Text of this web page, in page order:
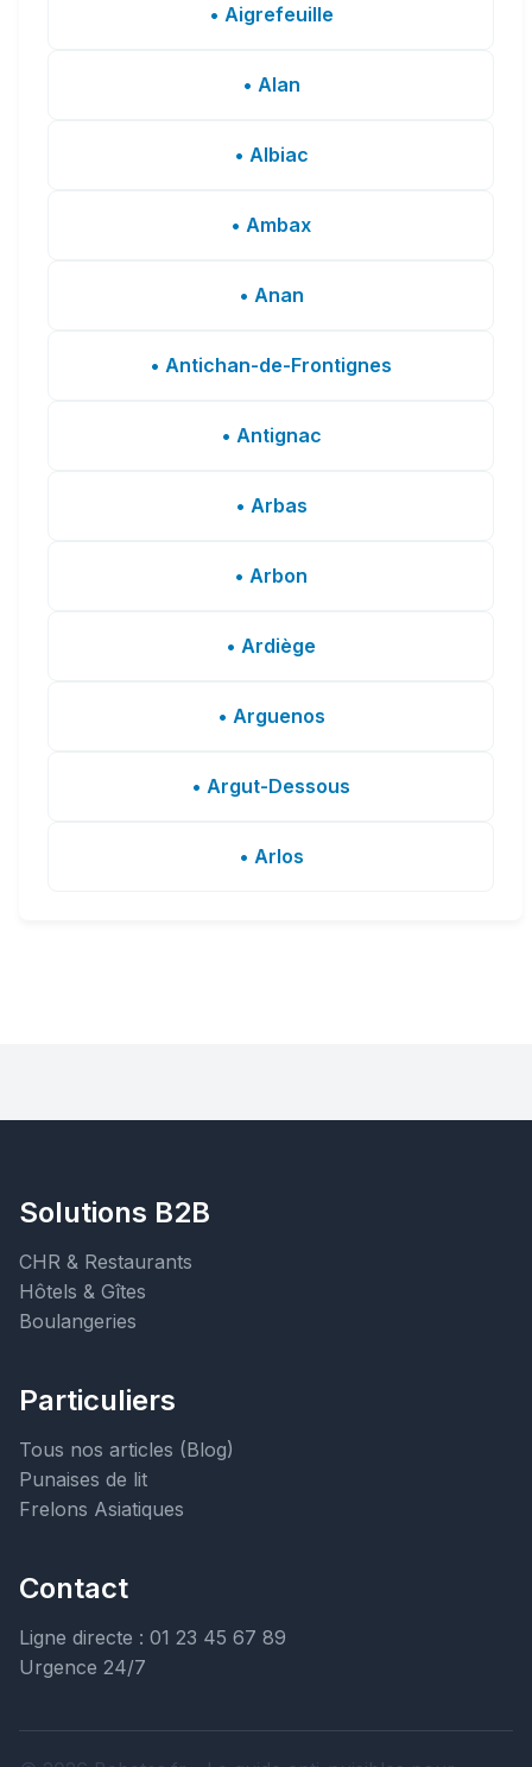
• Aigrefeuille
• Alan
• Albiac
• Ambax
• Anan
• Antichan-de-Frontignes
• Antignac
• Arbas
• Arbon
• Ardiège
• Arguenos
• Argut-Dessous
• Arlos
Solutions B2B
CHR & Restaurants
Hôtels & Gîtes
Boulangeries
Particuliers
Tous nos articles (Blog)
Punaises de lit
Frelons Asiatiques
Contact
Ligne directe : 01 23 45 67 89
Urgence 24/7